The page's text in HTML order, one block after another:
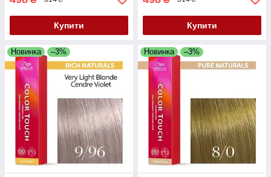
Купити Купити
Новинка –3% Новинка –3%